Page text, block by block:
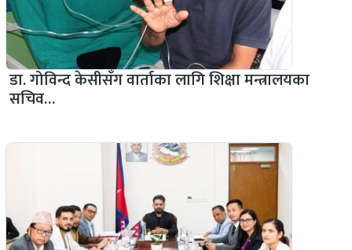
डा. गोविन्द केसीसँग वार्ताका लागि शिक्षा मन्त्रालयका
सचिव…